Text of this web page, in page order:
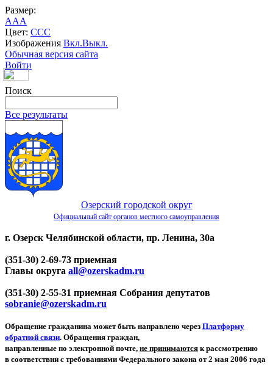
Размер:
AAA
Цвет: CCC
Изображения Вкл.Выкл.
Обычная версия сайта
Войти
Поиск
Все результаты
Озерский городской округ
Официальный сайт органов местного самоуправления
г. Озерск Челябинской области, пр. Ленина, 30а
(351-30) 2-69-73 приемная
Главы округа all@ozerskadm.ru
(351-30) 2-55-31 приемная Собрания депутатов
sobranie@ozerskadm.ru
Обращение гражданина может быть направлено через Платформу
обратной связи. Обращения граждан,
направленные по электронной почте, не принимаются к рассмотрению
в соответствии с требованиями Федерального закона от 2 мая 2006 года